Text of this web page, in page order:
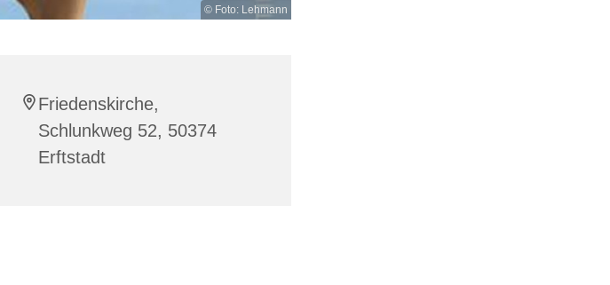
© Foto: Lehmann
Friedenskirche,
Schlunkweg 52, 50374
Erftstadt